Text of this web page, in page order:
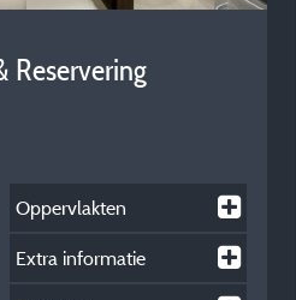
Reservering
Oppervlakten
Extra informatie